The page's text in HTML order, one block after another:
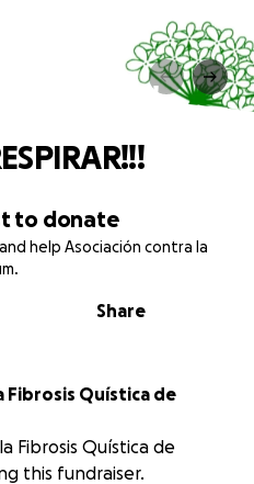
RESPIRAR!!!
to donate
help Asociación contra la
Share
Fibrosis Quística de
Fibrosis Quística de
this fundraiser.